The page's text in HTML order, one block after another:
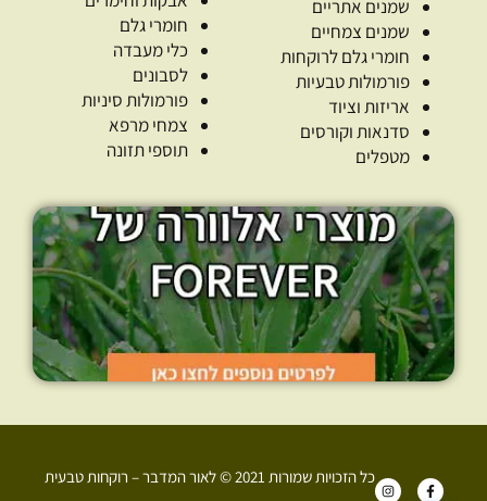
שמנים אתריים
שמנים צמחיים
חומרי גלם לרוקחות
פורמולות טבעיות
אריזות וציוד
סדנאות וקורסים
מטפלים
חומרי גלם
כלי מעבדה
לסבונים
פורמולות סיניות
צמחי מרפא
תוספי תזונה
F
a
I
n
כל הזכויות שמורות 2021 © לאור המדבר – רוקחות טבעית